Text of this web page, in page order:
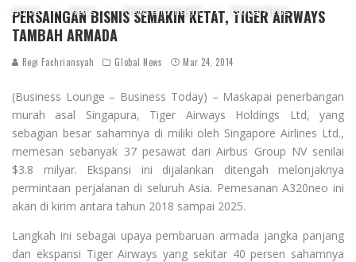
Home News News and Insight Global News
PERSAINGAN BISNIS SEMAKIN KETAT, TIGER AIRWAYS
TAMBAH ARMADA
Regi Fachriansyah Global News Mar 24, 2014
(Business Lounge – Business Today) – Maskapai penerbangan
murah asal Singapura, Tiger Airways Holdings Ltd, yang
sebagian besar sahamnya di miliki oleh Singapore Airlines Ltd.,
memesan sebanyak 37 pesawat dari Airbus Group NV senilai
$3.8 milyar. Ekspansi ini dijalankan ditengah melonjaknya
permintaan perjalanan di seluruh Asia. Pemesanan A320neo ini
akan di kirim antara tahun 2018 sampai 2025.
Langkah ini sebagai upaya pembaruan armada jangka panjang
dan ekspansi Tiger Airways yang sekitar 40 persen sahamnya